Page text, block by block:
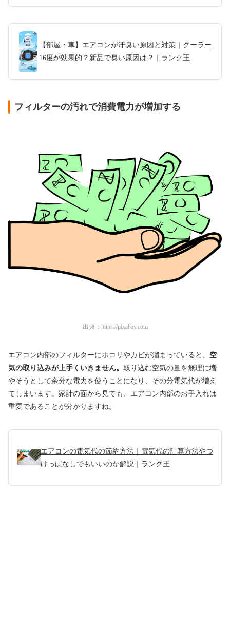
【部屋・車】エアコンが汗臭い原因と対策｜クーラー
16度が効果的？新品で臭い原因は？｜ランク王
フィルターの汚れで消費電力が増加する
出典： https://pixabay.com
エアコン内部のフィルターにホコリやカビが溜まっていると、 空
気の取り込みが上手くいきません。 取り込む空気の量を無理に増
やそうとして余分な電力を使うことになり、その分電気代が増え
てしまいます。家計の面から見ても、エアコン内部のお手入れは
重要であることが分かりますね。
エアコンの電気代の節約方法｜電気代の計算方法やつ
けっぱなしでもいいのか解説｜ランク王